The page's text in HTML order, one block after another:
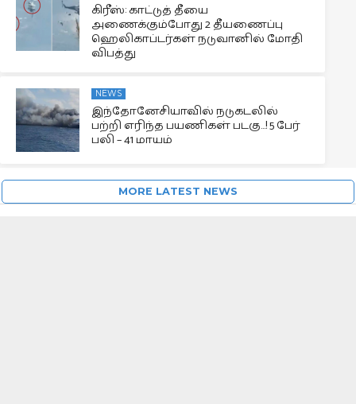
கிரீஸ்: காட்டுத் தீயை
அணைக்கும்போது 2 தீயணைப்பு
ஹெலிகாப்டர்கள் நடுவானில் மோதி
விபத்து
NEWS
இந்தோனேசியாவில் நடுகடலில்
பற்றி எரிந்த பயணிகள் படகு…! 5 பேர்
பலி – 41 மாயம்
MORE LATEST NEWS